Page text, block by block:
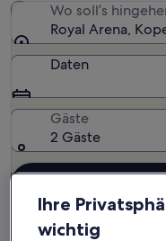
Wo soll’s
Royal Arena,
Daten
Gäste
2 Gäste
Ihre
wichtig